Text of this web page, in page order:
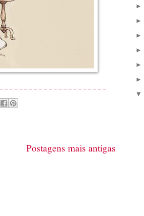
Postagens mais antigas
►
►
►
►
►
►
▼